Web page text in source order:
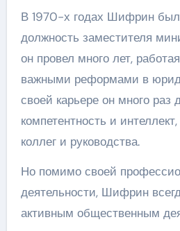
В 1970-х годах Шифрин был
должность заместителя
он провел много лет,
важными реформами в
своей карьере он много раз
компетентность и
коллег и руководства.
Но помимо своей
деятельности, Шифрин
активным общественным